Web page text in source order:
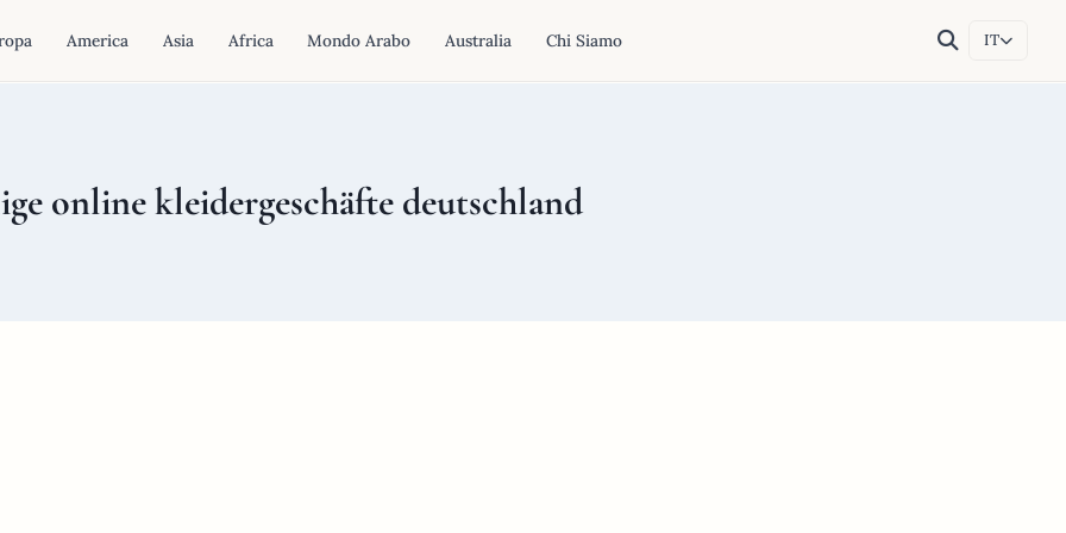
America Asia Africa Mondo Arabo Australia Chi Siamo IT
online kleidergeschäfte deutschland